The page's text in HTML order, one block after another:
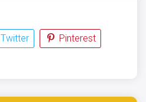
Twitter
Pinterest